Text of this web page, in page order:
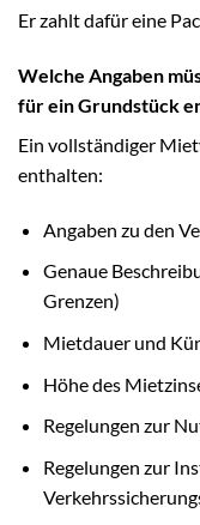
Er zahlt dafür eine
Welche Angaben
für ein Grundstück
Ein vollständiger
enthalten:
Angaben zu den
Genaue
Grenzen)
Mietdauer und
Höhe des
Regelungen zur
Regelungen zur